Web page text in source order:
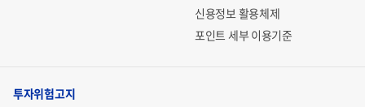
신용정보 활용체제
포인트 세부 이용기준
투자위험고지